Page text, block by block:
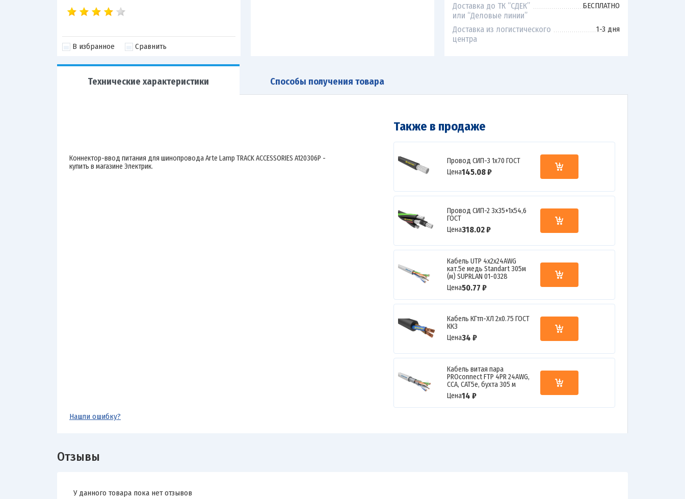
В избранное Сравнить
Доставка до ТК “СДЕК”
или “Деловые линии”
БЕСПЛАТНО
Доставка из логистического
центра
1-3 дня
Технические характеристики Способы получения товара
Коннектор-ввод питания для шинопровода Arte Lamp TRACK ACCESSORIES A120306P -
купить в магазине Электрик.
Также в продаже
Провод СИП-3 1х70 ГОСТ
Цена145.08 ₽
Провод СИП-2 3х35+1х54,6
ГОСТ
Цена318.02 ₽
Кабель UTP 4х2х24AWG
кат.5е медь Standart 305м
(м) SUPRLAN 01-0328
Цена50.77 ₽
Кабель КГтп-ХЛ 2х0.75 ГОСТ
ККЗ
Цена34 ₽
Кабель витая пара
PROconnect FTP 4PR 24AWG,
CCA, CAT5e, бухта 305 м
Цена14 ₽
Нашли ошибку?
Отзывы
У данного товара пока нет отзывов